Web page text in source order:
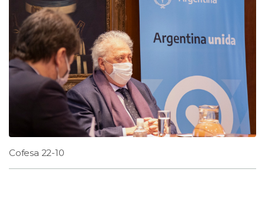
Cofesa 22-10